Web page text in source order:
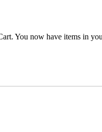
You now have items in